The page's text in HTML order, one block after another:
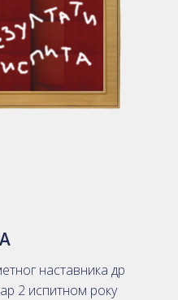
наставника др
2 испитном року